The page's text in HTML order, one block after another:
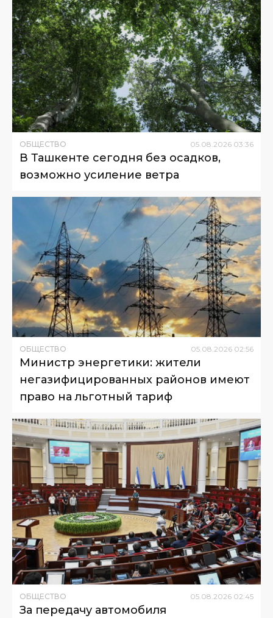
ОБЩЕСТВО 05.08.2026 03:36
В Ташкенте сегодня без осадков,
возможно усиление ветра
ОБЩЕСТВО 05 08 2026 02:56
Министр энергетики: жители
негазифицированных районов имеют
право на льготный тариф
ОБЩЕСТВО 05.08.2026 02:45
За передачу автомобиля